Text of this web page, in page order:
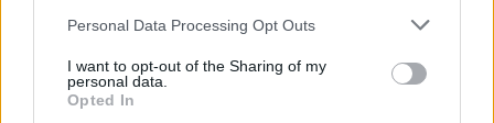
Please note that this website/app uses one or more Google
not limited to your visit or usage behaviour. You may click to
grant or deny consent to Google and its third-party tags to
use your data for below specified purposes in below Google
Personal Data Processing Opt Outs
I want to opt-out of the Sharing of my
personal data.
Opted In